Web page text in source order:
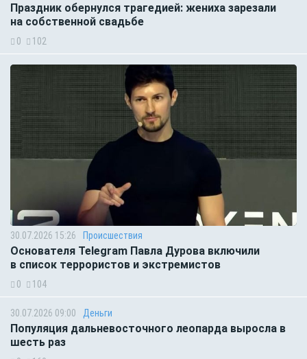
Праздник обернулся трагедией: жениха зарезали
на собственной свадьбе
0 102
30.07.2026 15:26 Происшествия
Основателя Telegram Павла Дурова включили
в список террористов и экстремистов
0 104
30.07.2026 09:00 Деньги
Популяция дальневосточного леопарда выросла в
шесть раз